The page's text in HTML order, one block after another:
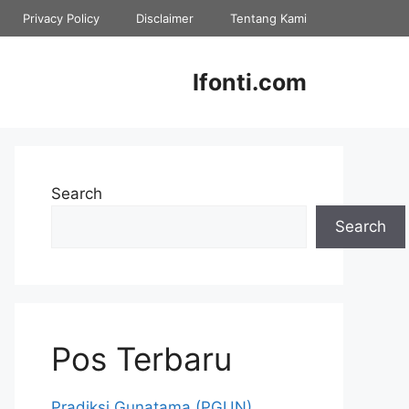
Privacy Policy Disclaimer Tentang Kami
Ifonti.com
Search
Search
Pos Terbaru